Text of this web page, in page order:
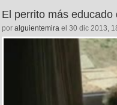
El perrito más
por alguientemira el 30 dic 2013,